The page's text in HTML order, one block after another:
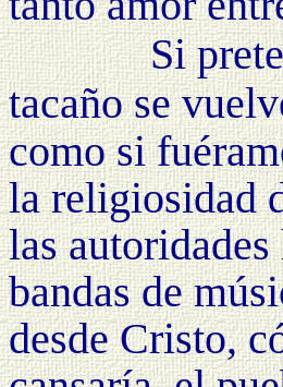
Si
tacaño se
como si
la religiosidad
las
bandas de
desde Cristo,